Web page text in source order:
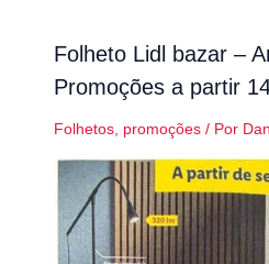
Folheto Lidl bazar –
Promoções a partir
Folhetos, promoções/ Por